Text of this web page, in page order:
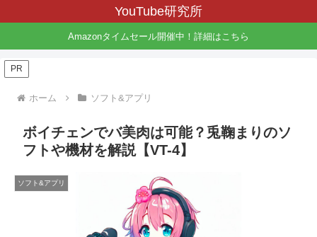
YouTube研究所
Amazonタイムセール開催中！詳細はこちら
PR
ホーム ソフト&アプリ
ボイチェンでバ美肉は可能？兎鞠まりのソ
フトや機材を解説【VT-4】
ソフト&アプリ